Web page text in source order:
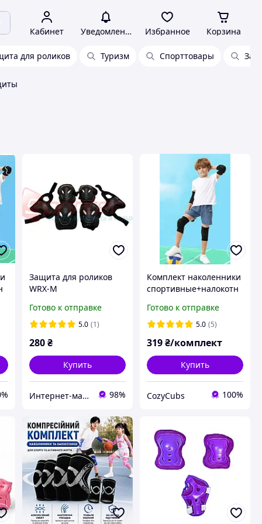
Кабинет Уведомления Избранное Корзина
для роликов Туризм Спорттовары
Защита для роликов
WRX-M
Готово к отправке
5.0 (1)
280 ₴
Купить
Интернет-магазин спорттоваров "SprinterSport” 98%
Комплект наколенники
спортивные+налокотн
волейбола, бега и
других видов спорта.
Готово к отправке
5.0 (5)
319₴/комплект
Купить
CozyCubs 100%